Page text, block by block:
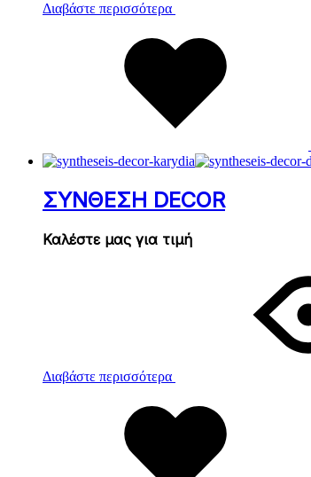
Διαβάστε περισσότερα
ΣΥΝΘΕΣΗ DECOR
Καλέστε μας για τιμή
Διαβάστε περισσότερα